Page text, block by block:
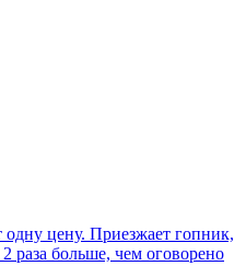
цену. Приезжает гопник,
раза больше, чем оговорено